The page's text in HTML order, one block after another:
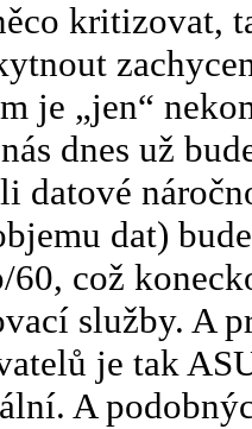
kritizovat,
je „jen“
dnes už
datové
dat)
60, což
služby. A
je tak
A